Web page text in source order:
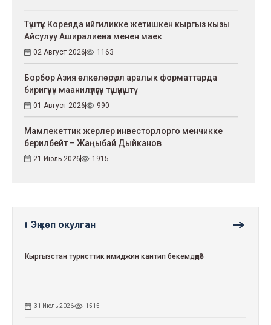
Түштүк Кореяда ийгиликке жетишкен кыргыз кызы
Айсулуу Аширалиева менен маек
02 Август 2026 1163
Борбор Азия өлкөлөрү эл аралык форматтарда
биригүүнүн маанилүүлүгүн түшүнүштү
01 Август 2026 990
Мамлекеттик жерлер инвесторлорго менчикке
берилбейт – Жаңыбай Дыйканов
21 Июль 2026 1915
Эң көп окулган
Кыргызстан туристтик имиджин кантип бекемдөөдө?
31 Июль 2026 1515